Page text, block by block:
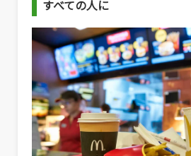
すべての人に